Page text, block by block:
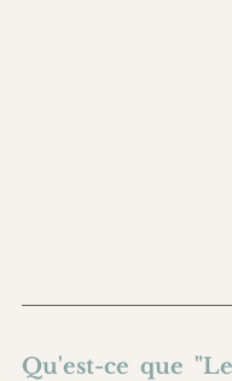
Qu'est-ce que